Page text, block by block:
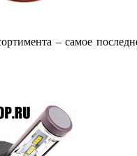
– самое